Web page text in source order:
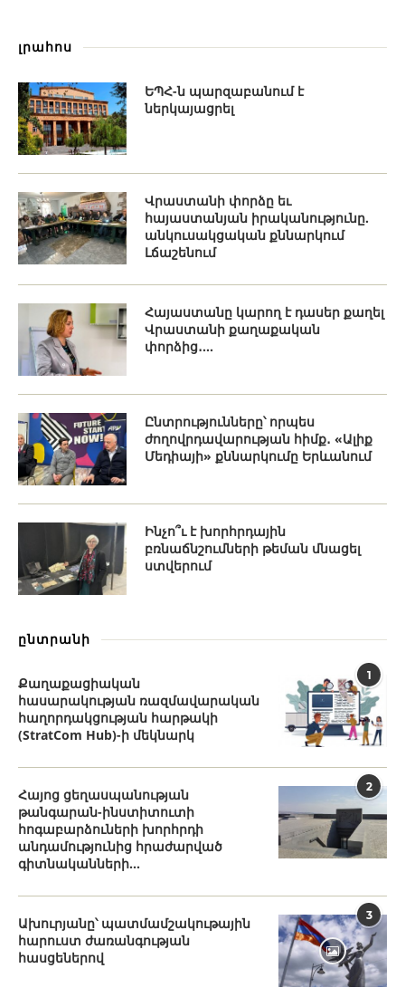
լրահոս
ԵՊՀ-ն պարզաբանում է
ներկայացրել
Վրաստանի փորձը եւ
հայաստանյան իրականությունը.
անկուսակցական քննարկում
Լճաշենում
Հայաստանը կարող է դասեր քաղել
Վրաստանի քաղաքական
փորձից․...
Ընտրությունները՝ որպես
ժողովրդավարության հիմք․ «Ալիք
Մեդիայի» քննարկումը Երևանում
Ինչո՞ւ է խորհրդային
բռնաճնշումների թեման մնացել
ստվերում
ընտրանի
1
Քաղաքացիական
հասարակության ռազմավարական
հաղորդակցության հարթակի
(StratCom Hub)-ի մեկնարկ
2
Հայոց ցեղասպանության
թանգարան-ինստիտուտի
հոգաբարձուների խորհրդի
անդամությունից հրաժարված
գիտնականների...
3
Ախուրյանը՝ պատմամշակութային
հարուստ ժառանգության
հասցեներով